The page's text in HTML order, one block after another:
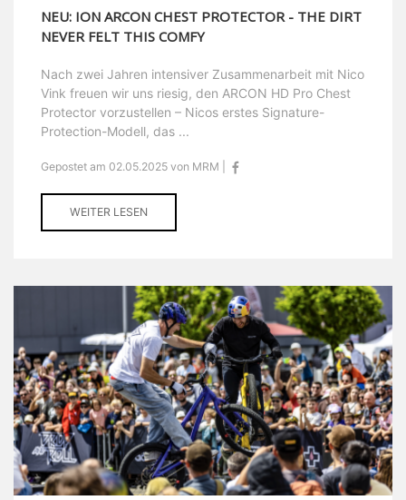
NEU: ION ARCON CHEST PROTECTOR - THE DIRT
NEVER FELT THIS COMFY
Nach zwei Jahren intensiver Zusammenarbeit mit Nico
Vink freuen wir uns riesig, den ARCON HD Pro Chest
Protector vorzustellen – Nicos erstes Signature-
Protection-Modell, das ...
Gepostet am 02.05.2025 von MRM |
WEITER LESEN